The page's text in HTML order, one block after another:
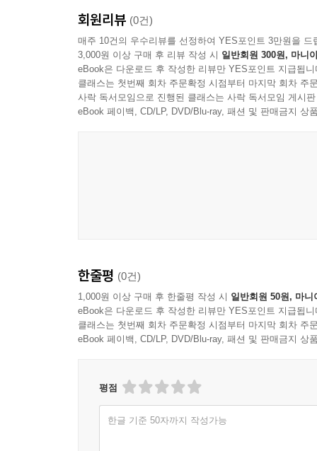
회원리뷰 (0건)
매주 10건의 우수리뷰를 선정하여 YES포인트 3만원을 드
3,000원 이상 구매 후 리뷰 작성 시 일반회원 300원, 마니
eBook은 다운로드 후 작성한 리뷰만 YES포인트 지급됩니
클래스는 첫번째 회차 주문확정 시점부터 마지막 회차 주
사락 독서모임으로 진행된 클래스는 사락 독서모임 게시
eBook 페이백, CD/LP, DVD/Blu-ray, 패션 및 판매금지 상
한줄평 (0건)
1,000원 이상 구매 후 한줄평 작성 시 일반회원 50원, 마니
eBook은 다운로드 후 작성한 리뷰만 YES포인트 지급됩니
클래스는 첫번째 회차 주문확정 시점부터 마지막 회차 주
eBook 페이백, CD/LP, DVD/Blu-ray, 패션 및 판매금지 상
평점
한글 기준 50자까지 작성가능